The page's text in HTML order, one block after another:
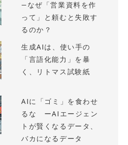
—なぜ「営業資料を作
って」と頼むと失敗す
るのか？
生成AIは、使い手の
「言語化能力」を暴
く、リトマス試験紙
AIに「ゴミ」を食わせ
るな ーAIエージェン
トが賢くなるデータ、
バカになるデータ